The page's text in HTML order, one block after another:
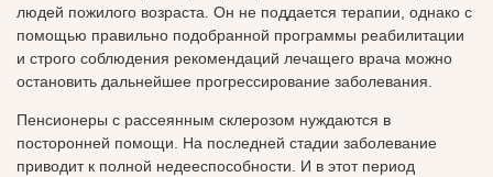
людей пожилого возраста. Он не поддается терапии, однако с
помощью правильно подобранной программы реабилитации
и строго соблюдения рекомендаций лечащего врача можно
остановить дальнейшее прогрессирование заболевания.
Пенсионеры с рассеянным склерозом нуждаются в
посторонней помощи. На последней стадии заболевание
приводит к полной недееспособности. И в этот период